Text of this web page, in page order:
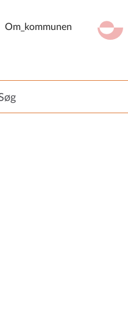
en
da
kl-GL
Om_kommunen